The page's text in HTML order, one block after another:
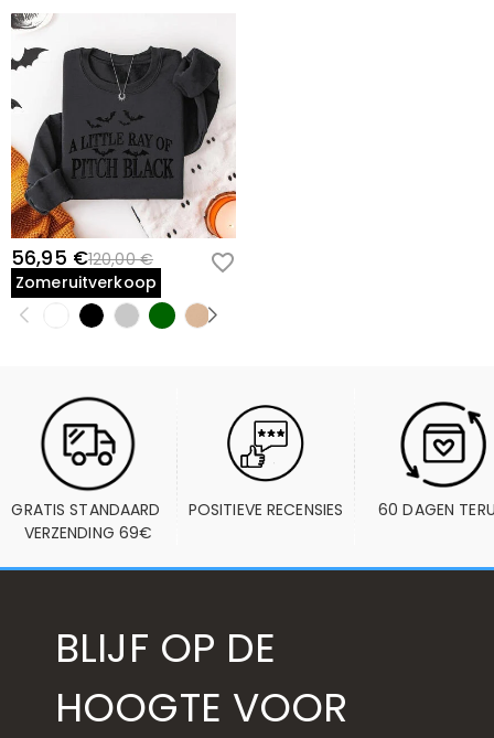
56,95 €120,00 €
Zomeruitverkoop
GRATIS STANDAARD
VERZENDING 69€
POSITIEVE RECENSIES 60 DAGEN
BLIJF OP DE
HOOGTE VOOR